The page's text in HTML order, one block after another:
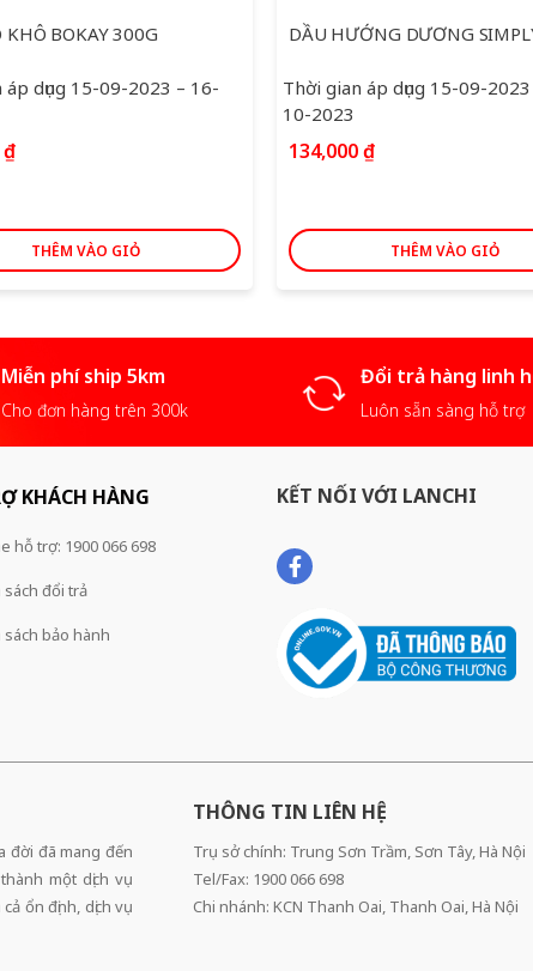
BOKAY 300G
dụng 15-09-2023 – 16-
₫
THÊM VÀO GIỎ
DẦU HƯỚNG DƯƠNG
Thời gian áp dụng 15-09-
10-2023
134,000₫
THÊM VÀO GIỎ
Miễn phí ship 5km
Cho đơn hàng trên 300k
Đổi trả hàng linh
Luôn sẵn sàng hỗ trợ
KHÁCH HÀNG
hỗ trợ: 1900 066 698
sách đổi trả
sách bảo hành
KẾT NỐI VỚI LANCHI
đời đã mang đến
một dịch vụ
ổn định, dịch vụ
THÔNG TIN LIÊN HỆ
Trụ sở chính: Trung Sơn Trầm, Sơn Tây, Hà Nội
Tel/Fax: 1900 066 698
Chi nhánh: KCN Thanh Oai, Thanh Oai, Hà Nội